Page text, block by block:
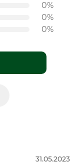
0%
0%
0%
31.05.2023